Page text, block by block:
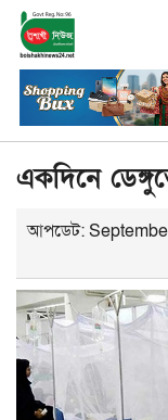
শিরোনাম
কবরের টাকা মেরে
একদিনে
আপডেট: